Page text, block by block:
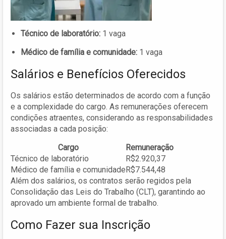
Técnico de laboratório: 1 vaga
Médico de família e comunidade: 1 vaga
Salários e Benefícios Oferecidos
Os salários estão determinados de acordo com a função
e a complexidade do cargo. As remunerações oferecem
condições atraentes, considerando as responsabilidades
associadas a cada posição:
Cargo
Remuneração
Técnico de laboratório
R$2.920,37
Médico de família e comunidadeR$7.544,48
Além dos salários, os contratos serão regidos pela
Consolidação das Leis do Trabalho (CLT), garantindo ao
aprovado um ambiente formal de trabalho.
Como Fazer sua Inscrição